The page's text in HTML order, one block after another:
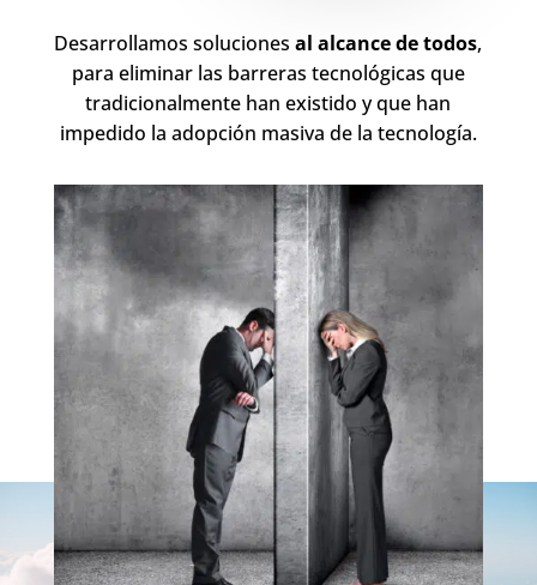
Desarrollamos solucionesal alcance de todos,
para eliminar las barreras tecnológicas que
tradicionalmente han existido y que han
impedido la adopción masiva de la tecnología.